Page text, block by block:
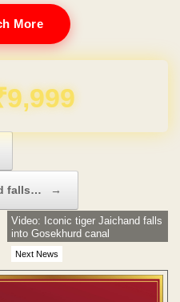
More
FREE for 1 Year
falls… →
Next News
Video: Iconic tiger Jaichand falls
into Gosekhurd canal